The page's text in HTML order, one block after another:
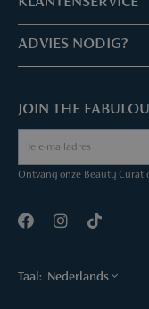
Reserveer je afspraak
Over Parfuma
Vacatures
Klantenservice &
Parfuma geschenkbon
Sample Service
ADVIES NODIG?
Mail ons
Bel ons
JOIN THE
Ontvang onze Beauty
Taal: Nederlands